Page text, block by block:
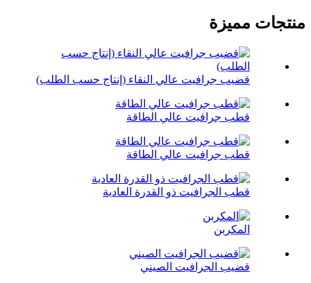
منتجات مميزة
قضيب جرافيت عالي النقاء (إنتاج حسب الطلب)
قطب جرافيت عالي الطاقة
قطب جرافيت عالي الطاقة
قطب الجرافيت ذو القدرة العادية
المكربن
قضيب الجرافيت الصيني